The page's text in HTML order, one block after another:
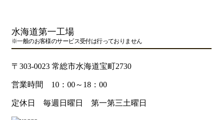
水海道第一工場
※一般のお客様のサービス受付は行っておりません
〒303-0023 常総市水海道宝町2730
営業時間 10：00～18：00
定休日 毎週日曜日 第一第三土曜日